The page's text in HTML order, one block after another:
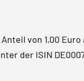
von 1,00 Euro
der ISIN